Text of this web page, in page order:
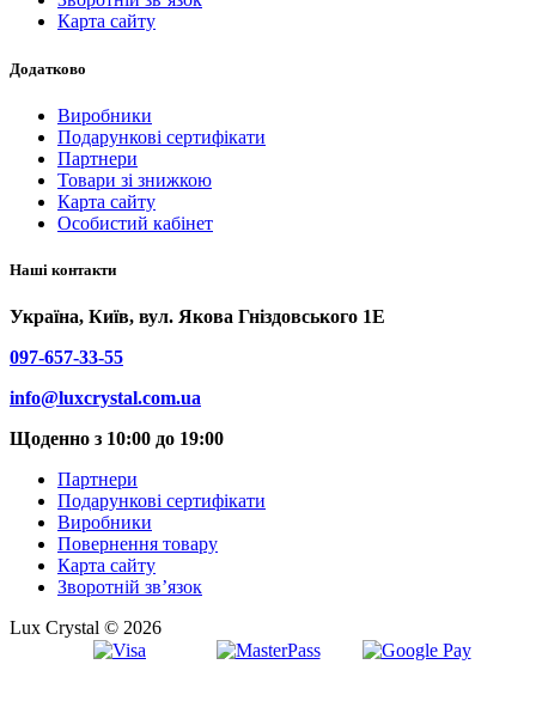
Карта сайту
Додатково
Виробники
Подарункові сертифікати
Партнери
Товари зі знижкою
Карта сайту
Особистий кабінет
Наші контакти
Україна, Київ, вул. Якова Гніздовського 1Е
097-657-33-55
info@luxcrystal.com.ua
Щоденно з 10:00 до 19:00
Партнери
Подарункові сертифікати
Виробники
Повернення товару
Карта сайту
Зворотній зв’язок
Lux Crystal © 2026